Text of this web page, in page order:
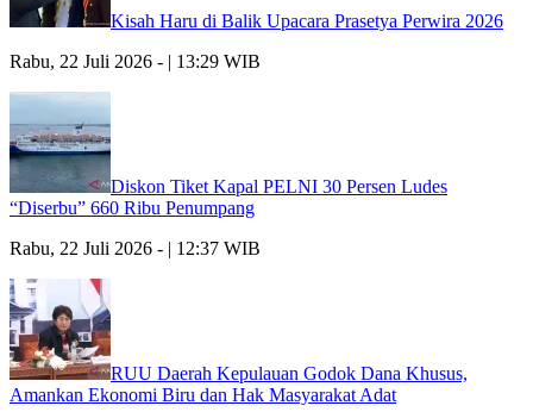
Kisah Haru di Balik Upacara Prasetya Perwira 2026
Rabu, 22 Juli 2026 - | 13:29 WIB
Diskon Tiket Kapal PELNI 30 Persen Ludes
“Diserbu” 660 Ribu Penumpang
Rabu, 22 Juli 2026 - | 12:37 WIB
RUU Daerah Kepulauan Godok Dana Khusus,
Amankan Ekonomi Biru dan Hak Masyarakat Adat